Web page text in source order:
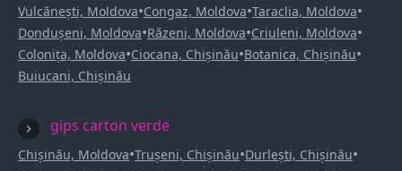
Vulcănești, Moldova•Congaz, Moldova•Taraclia, Moldova•
Dondușeni, Moldova•Răzeni, Moldova•Criuleni, Moldova•
Colonița, Moldova•Ciocana, Chișinău•Botanica, Chișinău•
Buiucani, Chișinău
gips carton verde
Chișinău, Moldova•Trușeni, Chișinău•Durlești, Chișinău•